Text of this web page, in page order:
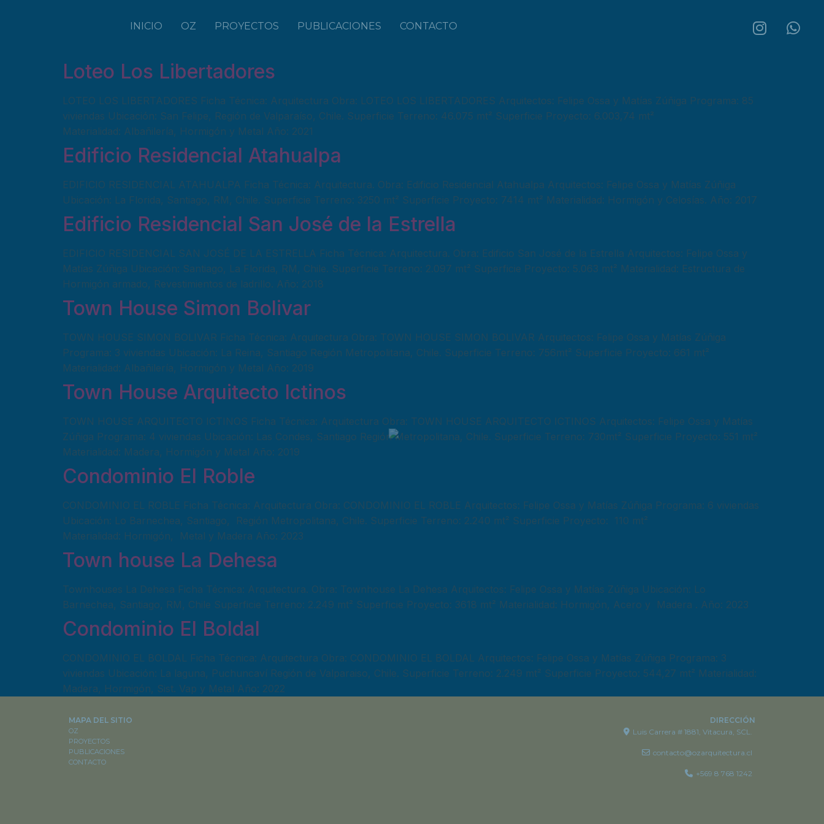
INICIO OZ PROYECTOS PUBLICACIONES CONTACTO
Loteo Los Libertadores
LOTEO LOS LIBERTADORES Ficha Técnica: Arquitectura Obra: LOTEO LOS LIBERTADORES Arquitectos: Felipe Ossa y Matías Zúñiga Programa: 85
viviendas Ubicación: San Felipe, Región de Valparaíso, Chile. Superficie Terreno: 46.075 mt² Superficie Proyecto: 6.003,74 mt²
Materialidad: Albañilería, Hormigón y Metal Año: 2021
Edificio Residencial Atahualpa
EDIFICIO RESIDENCIAL ATAHUALPA Ficha Técnica: Arquitectura. Obra: Edificio Residencial Atahualpa Arquitectos: Felipe Ossa y Matías Zúñiga
Ubicación: La Florida, Santiago, RM, Chile. Superficie Terreno: 3250 mt² Superficie Proyecto: 7414 mt² Materialidad: Hormigón y Celosías. Año: 2017
Edificio Residencial San José de la Estrella
EDIFICIO RESIDENCIAL SAN JOSÉ DE LA ESTRELLA Ficha Técnica: Arquitectura. Obra: Edificio San José de la Estrella Arquitectos: Felipe Ossa y
Matías Zúñiga Ubicación: Santiago, La Florida, RM, Chile. Superficie Terreno: 2.097 mt² Superficie Proyecto: 5.063 mt² Materialidad: Estructura de
Hormigón armado, Revestimientos de ladrillo. Año: 2018
Town House Simon Bolivar
TOWN HOUSE SIMON BOLIVAR Ficha Técnica: Arquitectura Obra: TOWN HOUSE SIMON BOLIVAR Arquitectos: Felipe Ossa y Matías Zúñiga
Programa: 3 viviendas Ubicación: La Reina, Santiago Región Metropolitana, Chile. Superficie Terreno: 756mt² Superficie Proyecto: 661 mt²
Materialidad: Albañilería, Hormigón y Metal Año: 2019
Town House Arquitecto Ictinos
TOWN HOUSE ARQUITECTO ICTINOS Ficha Técnica: Arquitectura Obra: TOWN HOUSE ARQUITECTO ICTINOS Arquitectos: Felipe Ossa y Matías
Zúñiga Programa: 4 viviendas Ubicación: Las Condes, Santiago Región Metropolitana, Chile. Superficie Terreno: 730mt² Superficie Proyecto: 551 mt²
Materialidad: Madera, Hormigón y Metal Año: 2019
Condominio El Roble
CONDOMINIO EL ROBLE Ficha Técnica: Arquitectura Obra: CONDOMINIO EL ROBLE Arquitectos: Felipe Ossa y Matías Zúñiga Programa: 6 viviendas
Ubicación: Lo Barnechea, Santiago, Región Metropolitana, Chile. Superficie Terreno: 2.240 mt² Superficie Proyecto: 110 mt²
Materialidad: Hormigón, Metal y Madera Año: 2023
Town house La Dehesa
Townhouses La Dehesa Ficha Técnica: Arquitectura. Obra: Townhouse La Dehesa Arquitectos: Felipe Ossa y Matías Zúñiga Ubicación: Lo
Barnechea, Santiago, RM, Chile Superficie Terreno: 2.249 mt² Superficie Proyecto: 3618 mt² Materialidad: Hormigón, Acero y Madera . Año: 2023
Condominio El Boldal
CONDOMINIO EL BOLDAL Ficha Técnica: Arquitectura Obra: CONDOMINIO EL BOLDAL Arquitectos: Felipe Ossa y Matías Zúñiga Programa: 3
viviendas Ubicación: La laguna, Puchuncaví Región de Valparaiso, Chile. Superficie Terreno: 2.249 mt² Superficie Proyecto: 544,27 mt² Materialidad:
Madera, Hormigón, Sist. Vap y Metal Año: 2022
MAPA DEL SITIO
OZ
PROYECTOS
PUBLICACIONES
CONTACTO
DIRECCIÓN
Luis Carrera # 1881, Vitacura, SCL.
contacto@ozarquitectura.cl
+569 8 768 1242